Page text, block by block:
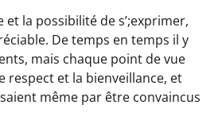
et la possibilité de s’;exprimer,
De temps en temps il y
mais chaque point de vue
respect et la bienveillance, et
même par être convaincus